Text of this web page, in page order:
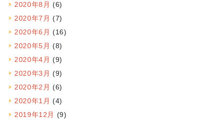
2020年8月 (6)
2020年7月 (7)
2020年6月 (16)
2020年5月 (8)
2020年4月 (9)
2020年3月 (9)
2020年2月 (6)
2020年1月 (4)
2019年12月 (9)